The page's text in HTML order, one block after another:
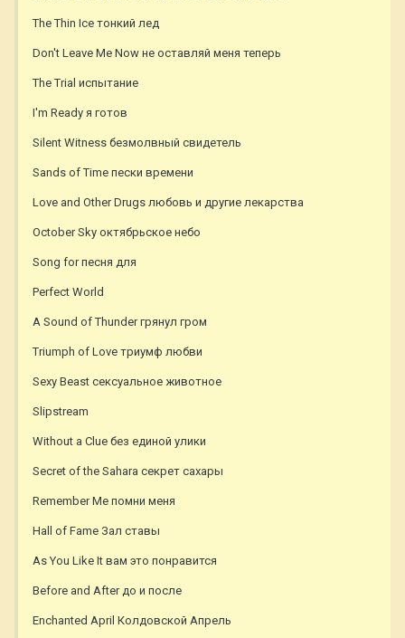
The Thin Ice тонкий лед
Don't Leave Me Now не оставляй меня теперь
The Trial испытание
I'm Ready я готов
Silent Witness безмолвный свидетель
Sands of Time пески времени
Love and Other Drugs любовь и другие лекарства
October Sky октябрьское небо
Song for песня для
Perfect World
A Sound of Thunder грянул гром
Triumph of Love триумф любви
Sexy Beast сексуальное животное
Slipstream
Without a Clue без единой улики
Secret of the Sahara секрет сахары
Remember Me помни меня
Hall of Fame Зал ставы
As You Like It вам это понравится
Before and After до и после
Enchanted April Колдовской Апрель